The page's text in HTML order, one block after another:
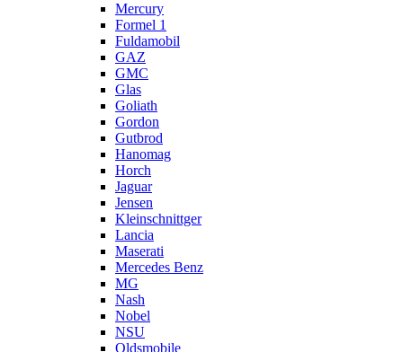
Mercury
Formel 1
Fuldamobil
GAZ
GMC
Glas
Goliath
Gordon
Gutbrod
Hanomag
Horch
Jaguar
Jensen
Kleinschnittger
Lancia
Maserati
Mercedes Benz
MG
Nash
Nobel
NSU
Oldsmobile